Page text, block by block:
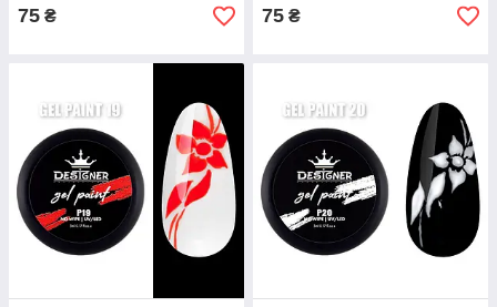
75 ₴ 75 ₴